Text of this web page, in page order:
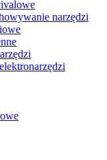
narzędzi